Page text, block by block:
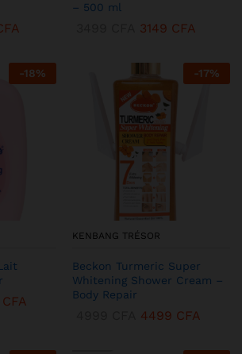
– 500 ml
3149 CFA
-18%
CFA
-17%
KENBANG TRÉSOR
Beckon Turmeric Super
Whitening Shower Cream –
Body Repair
4499 CFA